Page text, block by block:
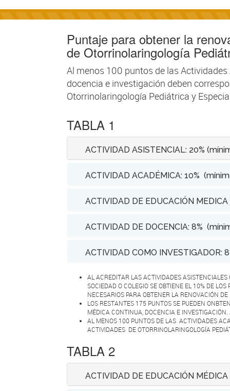
Puntaje para obtener la
de Otorrinolaringología
Al menos 100 puntos de las
docencia e investigación deben
Otorrinolaringología Pediátrica y
TABLA 1
ACTIVIDAD ASISTENCIAL: 20%
ACTIVIDAD ACADÉMICA: 10%
ACTIVIDAD DE EDUCACIÓN
ACTIVIDAD DE DOCENCIA: 8%
ACTIVIDAD COMO INVESTIGADOR:
AL ACREDITAR LAS ACTIVIDADES
SOCIEDAD O COLEGIO SE OBTIENE EL 10% DE
NECESARIOS PARA OBTENER LA RENOVACIÓN
LOS RESTANTES 175 PUNTOS SE PUEDEN
MÉDICA CONTINUA, DOCENCIA E
AL MENOS 100 PUNTOS DE LAS ACTIVIDADES
ACTIVIDADES DE OTORRINOLARINGOLOGÍA
TABLA 2
ACTIVIDAD DE EDUCACIÓN